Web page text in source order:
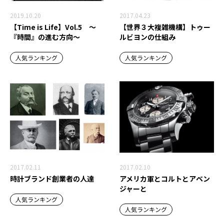
2019.10.20
【Time is Life】Vol.5 ～
『時間』の進む方向～
人気ランキング
2017.04.23
【世界３大複雑機構】トゥー
ルビヨンの仕組み
人気ランキング
2017.02.11
時計ブランド創業者の人達
人気ランキング
2017.02.10
アメリカ軍とコルトとアベン
ジャーと
人気ランキング